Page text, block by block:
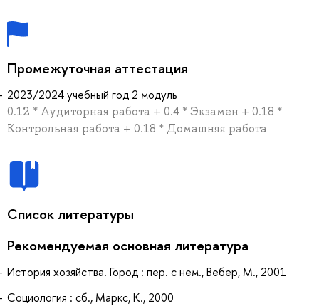
Промежуточная аттестация
2023/2024 учебный год 2 модуль
0.12 * Аудиторная работа + 0.4 * Экзамен + 0.18 *
Контрольная работа + 0.18 * Домашняя работа
Список литературы
Рекомендуемая основная литература
История хозяйства. Город : пер. с нем., Вебер, М., 2001
Социология : сб., Маркс, К., 2000